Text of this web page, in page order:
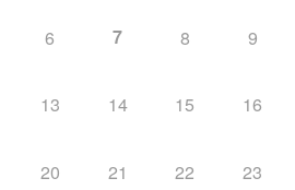
6 7 8 9
13 14 15 16
20 21 22 23